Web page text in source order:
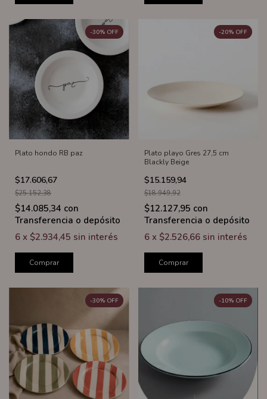
Plato hondo RB paz
$17.606,67
-30% OFF
$25.152,38
$14.085,34 con
Transferencia o depósito
6 x $2.934,45 sin interés
Comprar
Plato playo Gres 27,5 cm
Blackly Beige
$15.159,94
-20% OFF
$18.949,92
$12.127,95 con
Transferencia o depósito
6 x $2.526,66 sin interés
Comprar
-30% OFF -10% OFF